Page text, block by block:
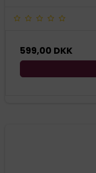
599,00 DKK